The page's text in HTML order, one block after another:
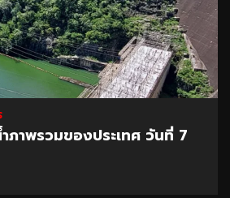
ภาพรวมของประเทศ วันที่ 7